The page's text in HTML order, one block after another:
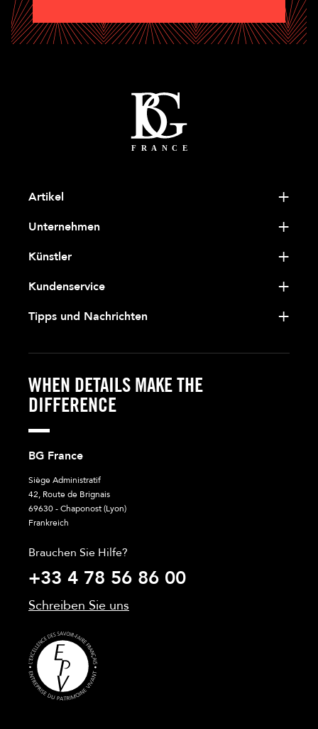
Artikel
Unternehmen
Künstler
Kundenservice
Tipps und Nachrichten
WHEN DETAILS MAKE THE
DIFFERENCE
BG France
Siège Administratif
42, Route de Brignais
69630 - Chaponost (Lyon)
Frankreich
Brauchen Sie Hilfe?
+33 4 78 56 86 00
Schreiben Sie uns